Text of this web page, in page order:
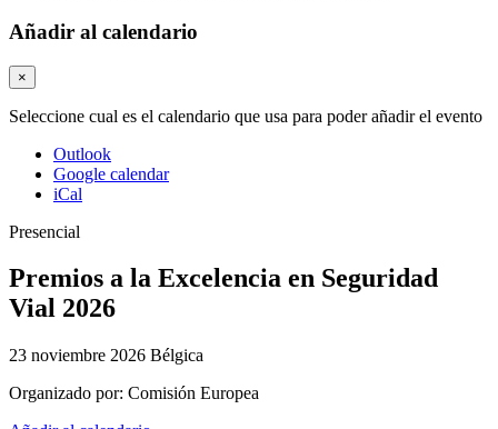
Añadir al calendario
×
Seleccione cual es el calendario que usa para poder añadir el evento
Outlook
Google calendar
iCal
Presencial
Premios a la Excelencia en Seguridad
Vial 2026
23 noviembre 2026 Bélgica
Organizado por: Comisión Europea